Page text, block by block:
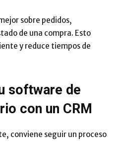
sobre pedidos,
de una compra. Esto
y reduce tiempos de
software de
con un CRM
conviene seguir un proceso